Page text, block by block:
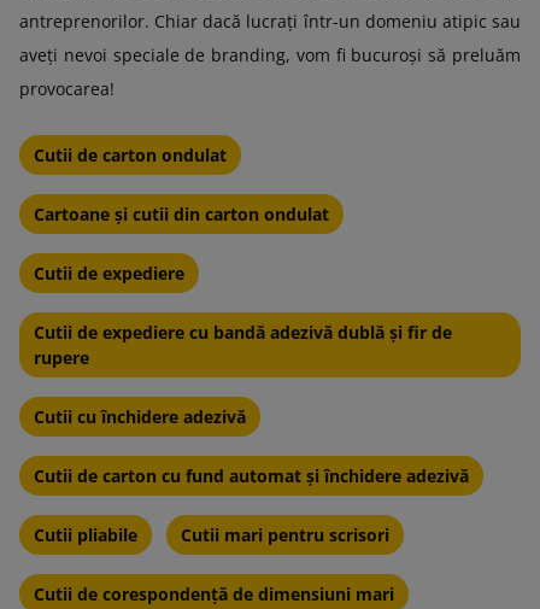
antreprenorilor. Chiar dacă lucrați într-un domeniu atipic sau
aveți nevoi speciale de branding, vom fi bucuroși să preluăm
provocarea!
Cutii de carton ondulat
Cartoane și cutii din carton ondulat
Cutii de expediere
Cutii de expediere cu bandă adezivă dublă și fir de
rupere
Cutii cu închidere adezivă
Cutii de carton cu fund automat și închidere adezivă
Cutii pliabile Cutii mari pentru scrisori
Cutii de corespondență de dimensiuni mari